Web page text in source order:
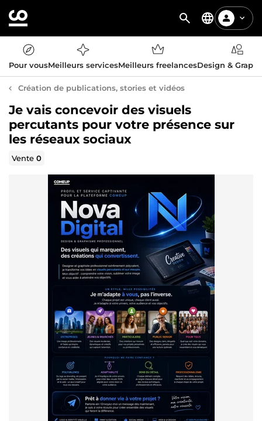
Pour vousMeilleurs servicesMeilleurs freelancesDesign &
Création de publications, stories et vidéos
Je vais concevoir des visuels
percutants pour votre présence sur
les réseaux sociaux
Vente0